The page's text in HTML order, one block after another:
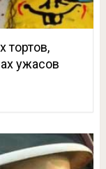
тортов,
ужасов